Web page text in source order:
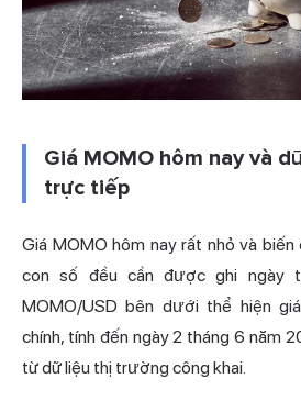
Giá MOMO hôm nay và
trực tiếp
Giá MOMO hôm nay rất nhỏ và biến
con số đều cần được ghi ngày
MOMO/USD bên dưới thể hiện
chính, tính đến ngày 2 tháng 6 năm
từ dữ liệu thị trường công khai.